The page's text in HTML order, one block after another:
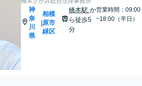
神
奈
川
県
|
相模
原市
緑区
橋本駅 か
ら徒歩5
分
営業時間：09:00
~18:00（平日）